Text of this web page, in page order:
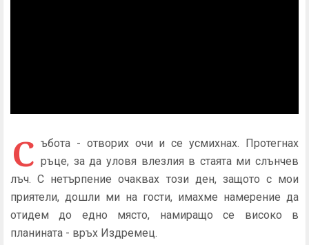
С ъбота - отворих очи и се усмихнах. Протегнах
ръце, за да уловя влезлия в стаята ми слънчев
лъч. С нетърпение очаквах този ден, защото с мои
приятели, дошли ми на гости, имахме намерение да
отидем до едно място, намиращо се високо в
планината - връх Издремец.